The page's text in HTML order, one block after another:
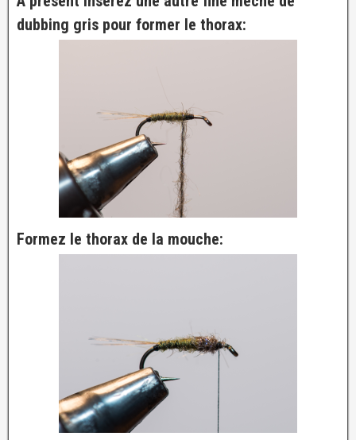
dubbing gris pour former le thorax:
Formez le thorax de la mouche: